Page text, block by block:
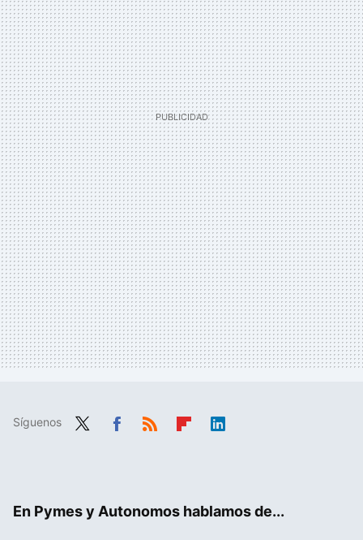
Síguenos
En Pymes y Autonomos hablamos de...